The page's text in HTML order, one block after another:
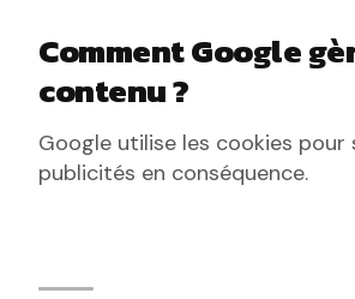
Comment Google
contenu ?
Google utilise les cookies
publicités en conséquence.